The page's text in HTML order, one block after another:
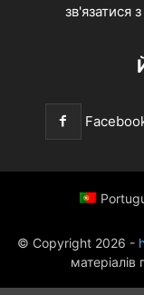
зв'язатися
© Copyright 2026 -